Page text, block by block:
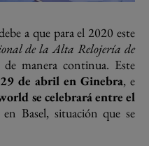
a que para el 2020 este
de la Alta Relojería de
de manera continua. Este
de abril en Ginebra, e
se celebrará entre el
Basel, situación que se